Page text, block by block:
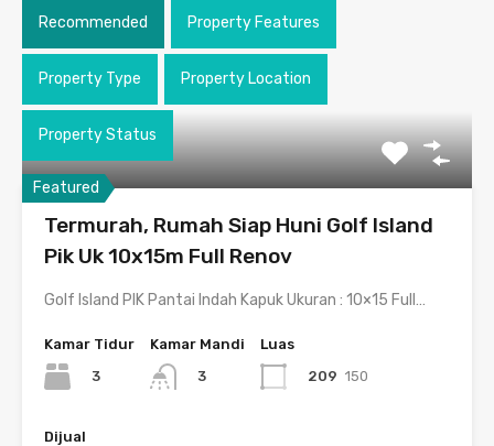
Recommended Property Features
Property Type Property Location
Property Status
Featured
Termurah, Rumah Siap Huni Golf Island
Pik Uk 10x15m Full Renov
Golf Island PIK Pantai Indah Kapuk Ukuran : 10×15 Full…
Kamar Tidur
3
Kamar Mandi
3
Luas
209 150
Dijual